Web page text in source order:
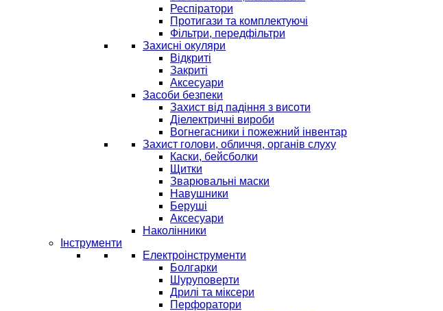
Респіратори
Протигази та комплектуючі
Фільтри, передфільтри
Захисні окуляри
Відкриті
Закриті
Аксесуари
Засоби безпеки
Захист від падіння з висоти
Діелектричні вироби
Вогнегасники і пожежний інвентар
Захист голови, обличчя, органів слуху
Каски, бейсболки
Щитки
Зварювальні маски
Навушники
Беруші
Аксесуари
Наколінники
Інструменти
Електроінструменти
Болгарки
Шуруповерти
Дрилі та міксери
Перфоратори